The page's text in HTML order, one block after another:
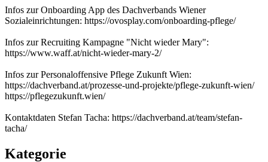
Infos zur Onboarding App des Dachverbands Wiener
Sozialeinrichtungen: https://ovosplay.com/onboarding-pflege/
Infos zur Recruiting Kampagne "Nicht wieder Mary":
https://www.waff.at/nicht-wieder-mary-2/
Infos zur Personaloffensive Pflege Zukunft Wien:
https://dachverband.at/prozesse-und-projekte/pflege-zukunft-wien/
https://pflegezukunft.wien/
Kontaktdaten Stefan Tacha: https://dachverband.at/team/stefan-
tacha/
Kategorie